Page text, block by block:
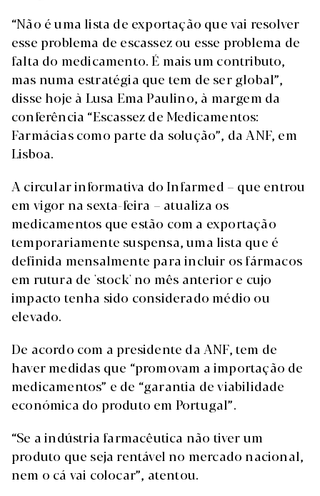
“Não é uma lista de exportação que vai resolver
esse problema de escassez ou esse problema de
falta do medicamento. É mais um contributo,
mas numa estratégia que tem de ser global”,
disse hoje à Lusa Ema Paulino, à margem da
conferência “Escassez de Medicamentos:
Farmácias como parte da solução”, da ANF, em
Lisboa.
A circular informativa do Infarmed – que entrou
em vigor na sexta-feira – atualiza os
medicamentos que estão com a exportação
temporariamente suspensa, uma lista que é
definida mensalmente para incluir os fármacos
em rutura de 'stock' no mês anterior e cujo
impacto tenha sido considerado médio ou
elevado.
De acordo com a presidente da ANF, tem de
haver medidas que “promovam a importação de
medicamentos” e de “garantia de viabilidade
económica do produto em Portugal”.
“Se a indústria farmacêutica não tiver um
produto que seja rentável no mercado nacional,
nem o cá vai colocar”, atentou.